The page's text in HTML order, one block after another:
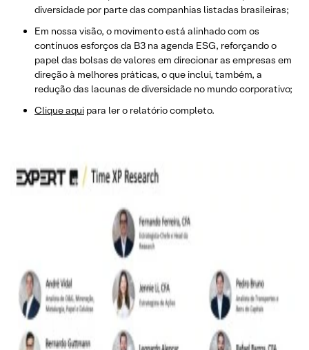
diversidade por parte das companhias listadas brasileiras;
Em nossa visão, o movimento está alinhado com os
contínuos esforços da B3 na agenda ESG, reforçando o
papel das bolsas de valores em direcionar as empresas em
direção à melhores práticas, o que inclui, também, a
redução das lacunas de diversidade no mundo corporativo;
Clique aqui para ler o relatório completo.